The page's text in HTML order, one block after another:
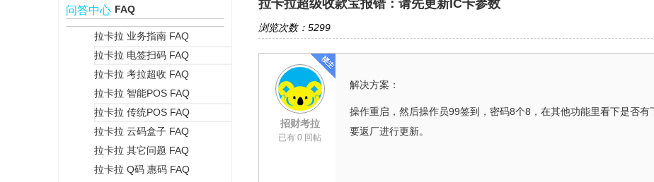
问答中心 FAQ
拉卡拉 业务指南 FAQ
拉卡拉 电签扫码 FAQ
拉卡拉 考拉超收 FAQ
拉卡拉 智能POS FAQ
拉卡拉 传统POS FAQ
拉卡拉 云码盒子 FAQ
拉卡拉 其它问题 FAQ
拉卡拉 Q码 惠码 FAQ
拉卡拉超级收款宝报错：请先更新IC卡参数
浏览次数：5299
招财考拉
已有 0 回帖
解决方案：
操作重启，然后操作员99签到，密码8个8，在其他功能里看下是否
要返厂进行更新。